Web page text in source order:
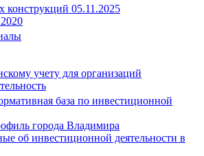
конструкций 05.11.2025
учету для организаций
база по инвестиционной
города Владимира
об инвестиционной деятельности в